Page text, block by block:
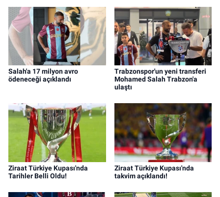
Salah'a 17 milyon avro
ödeneceği açıklandı
Trabzonspor'un yeni transferi
Mohamed Salah Trabzon'a
ulaştı
Ziraat Türkiye Kupası'nda
Tarihler Belli Oldu!
Ziraat Türkiye Kupası'nda
takvim açıklandı!